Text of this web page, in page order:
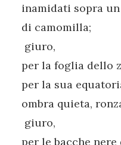
inamidati sopra
di camomilla;
giuro,
per la foglia dello
per la sua
ombra quieta,
giuro,
per le bacche